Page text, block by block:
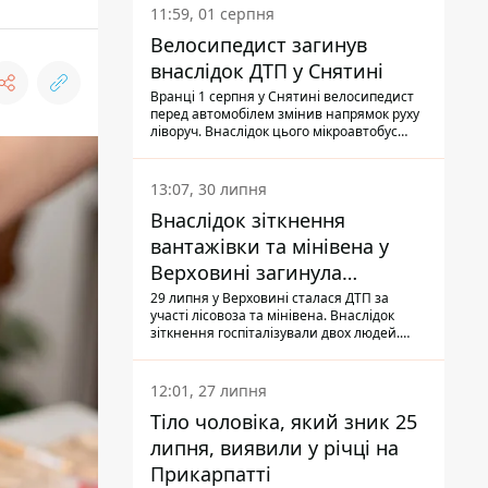
11:59, 01 серпня
Велосипедист загинув
внаслідок ДТП у Снятині
Вранці 1 серпня у Снятині велосипедист
перед автомобілем змінив напрямок руху
ліворуч. Внаслідок цього мікроавтобус
13:07, 30 липня
Внаслідок зіткнення
вантажівки та мінівена у
Верховині загинула
пасажирка, водійка - у
лікарні
29 липня у Верховині сталася ДТП за
участі лісовоза та мінівена. Внаслідок
зіткнення госпіталізували двох людей.
Також травми отримала водійка
автомобіля.
12:01, 27 липня
Тіло чоловіка, який зник 25
липня, виявили у річці на
Прикарпатті